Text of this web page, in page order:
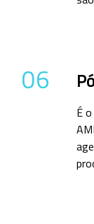
06
É